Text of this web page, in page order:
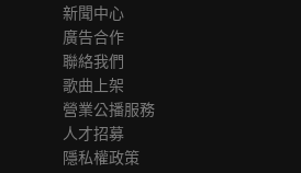
新聞中心
廣告合作
聯絡我們
歌曲上架
營業公播服務
人才招募
隱私權政策